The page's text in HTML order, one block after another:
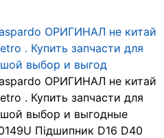
ОРИГИНАЛ не китай
. Купить запчасти для
выбор и выгод
ОРИГИНАЛ не китай
. Купить запчасти для
выбор и выгодные
Підшипник D16 D40